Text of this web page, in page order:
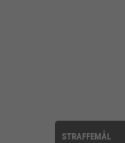
STRAFFEMÅL